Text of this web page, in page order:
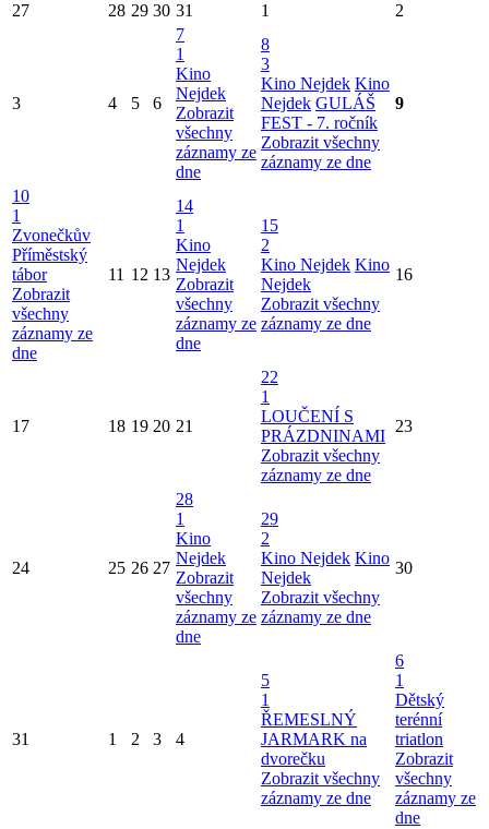
27
28 29 30 31 1 2
3 4 5 6
7
1
Kino
Nejdek
Zobrazit
všechny
záznamy ze
dne
8
3
Kino Nejdek Kino
Nejdek GULÁŠ
FEST - 7. ročník
Zobrazit všechny
záznamy ze dne
9
10
1
Zvonečkův
Příměstský
tábor
Zobrazit
všechny
záznamy ze
dne
11 12 13
14
1
Kino
Nejdek
Zobrazit
všechny
záznamy ze
dne
15
2
Kino Nejdek Kino
Nejdek
Zobrazit všechny
záznamy ze dne
16
17 18 19 20 21
22
1
LOUČENÍ S
PRÁZDNINAMI
Zobrazit všechny
záznamy ze dne
23
24 25 26 27
28
1
Kino
Nejdek
Zobrazit
všechny
záznamy ze
dne
29
2
Kino Nejdek Kino
Nejdek
Zobrazit všechny
záznamy ze dne
30
31 1 2 3 4
5
1
ŘEMESLNÝ
JARMARK na
dvorečku
Zobrazit všechny
záznamy ze dne
6
1
Dětský
terénní
triatlon
Zobrazit
všechny
záznamy ze
dne